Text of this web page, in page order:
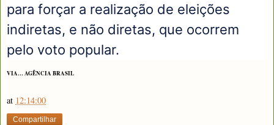
para forçar a realização de eleições
indiretas, e não diretas, que ocorrem
pelo voto popular.
VIA… AGÊNCIA BRASIL
at 12:14:00
Compartilhar